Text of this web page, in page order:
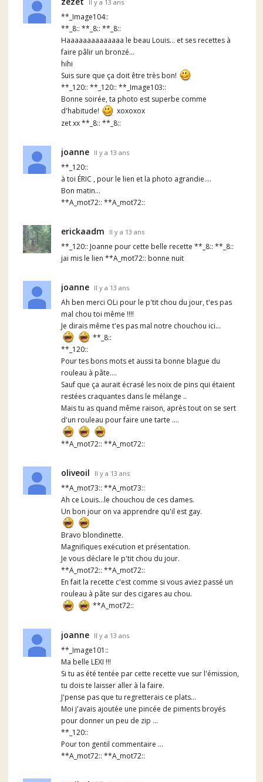
Il y a 13 ans
**_Image104::
**_8:: **_8:: **_8::
Haaaaaaaaaaaaaa le beau Louis... et ses recettes à
faire pâlir un bronzé...
hihi
Suis sure que ça doit être très bon!
**_120:: **_120:: **_Image103::
Bonne soirée, ta photo est superbe comme
d'habitude!
xoxoxox
zet xx **_8:: **_8::
joanne Il y a 13 ans
**_120::
à toi ÉRIC , pour le lien et la photo agrandie....
Bon matin...
**A_mot72:: **A_mot72::
erickaadm Il y a 13 ans
**_120:: Joanne pour cette belle recette **_8:: **_8::
jai mis le lien **A_mot72:: bonne nuit
joanne Il y a 13 ans
Ah ben merci OLi pour le p'tit chou du jour, t'es pas
mal chou toi même !!!!
Je dirais même t'es pas mal notre chouchou ici...
**_8::
**_120::
Pour tes bons mots et aussi ta bonne blague du
rouleau à pâte....
Sauf que ça aurait écrasé les noix de pins qui étaient
restées craquantes dans le mélange ..
Mais tu as quand même raison, après tout on se sert
d'un rouleau pour faire une tarte ....
**A_mot72:: **A_mot72::
oliveoil Il y a 13 ans
**A_mot73:: **A_mot73::
Ah ce Louis...le chouchou de ces dames.
Un bon jour on va apprendre qu'il est gay.
Bravo blondinette.
Magnifiques exécution et présentation.
Je vous déclare le p'tit chou du jour.
**A_mot72:: **A_mot72::
En fait la recette c'est comme si vous aviez passé un
rouleau à pâte sur des cigares au chou.
**A_mot72::
joanne Il y a 13 ans
**_Image101::
Ma belle LEXI !!!
Si tu as été tentée par cette recette vue sur l'émission,
tu dois te laisser aller à la faire.
J'pense pas que tu regretterais ce plats...
Moi j'avais ajoutée une pincée de piments broyés
pour donner un peu de zip ...
**_120::
Pour ton gentil commentaire ...
**A_mot72:: **A_mot72::